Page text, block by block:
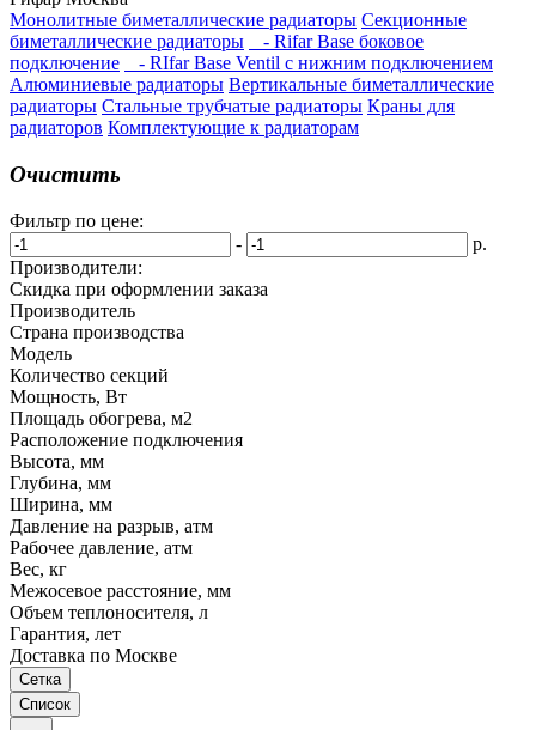
Монолитные биметаллические радиаторы Секционные
биметаллические радиаторы
- Rifar Base боковое
подключение
- RIfar Base Ventil с нижним подключением
Алюминиевые радиаторы Вертикальные биметаллические
радиаторы Стальные трубчатые радиаторы Краны для
радиаторов Комплектующие к радиаторам
Очистить
Фильтр по цене:
-
р.
Производители:
Скидка при оформлении заказа
Производитель
Страна производства
Модель
Количество секций
Мощность, Вт
Площадь обогрева, м2
Расположение подключения
Высота, мм
Глубина, мм
Ширина, мм
Давление на разрыв, атм
Рабочее давление, атм
Вес, кг
Межосевое расстояние, мм
Объем теплоносителя, л
Гарантия, лет
Доставка по Москве
Сетка
Список